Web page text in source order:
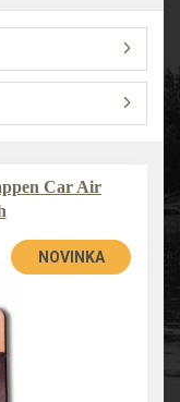
Car Air
NOVINKA